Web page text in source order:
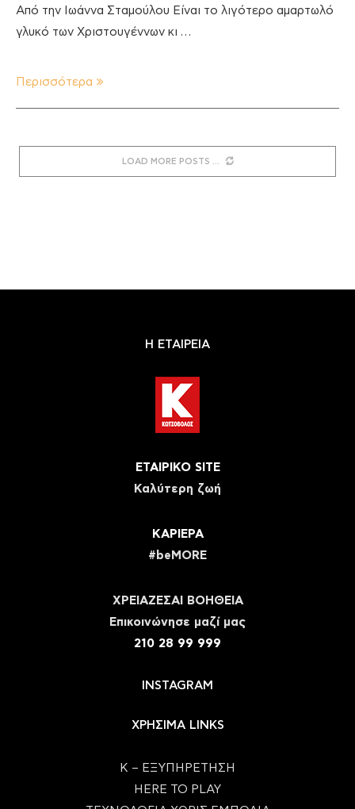
Από την Ιωάννα Σταμούλου Είναι το λιγότερο αμαρτωλό
γλυκό των Χριστουγέννων κι …
Περισσότερα
LOAD MORE POSTS
Η ΕΤΑΙΡΕΙΑ
ΕΤΑΙΡΙΚΟ SITE
Καλύτερη ζωή
ΚΑΡΙΕΡΑ
#beMORE
ΧΡΕΙΑΖΕΣΑΙ ΒΟΗΘΕΙΑ
Eπικοινώνησε μαζί μας
210 28 99 999
INSTAGRAM
ΧΡΗΣΙΜΑ LINKS
Κ – ΕΞΥΠΗΡΕΤΗΣΗ
HERE TO PLAY